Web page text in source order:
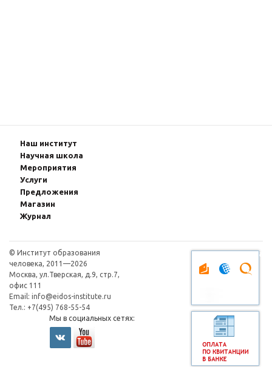
Наш институт
Научная школа
Мероприятия
Услуги
Предложения
Магазин
Журнал
© Институт образования
человека, 2011—2026
Москва, ул.Тверская, д.9, стр.7,
офис 111
Email: info@eidos-institute.ru
Тел.: +7(495) 768-55-54
Мы в социальных сетях:
Оплата через